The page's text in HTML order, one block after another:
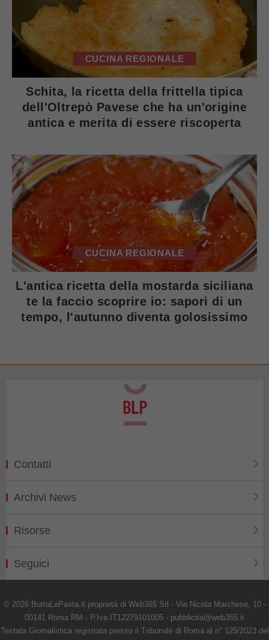
CUCINA REGIONALE
Schita, la ricetta della frittella tipica
dell'Oltrepò Pavese che ha un'origine
antica e merita di essere riscoperta
CUCINA REGIONALE
L'antica ricetta della mostarda siciliana
te la faccio scoprire io: sapori di un
tempo, l'autunno diventa golosissimo
Contatti
Archivi News
Risorse
Seguici
© 2026 ButtaLaPasta.it proprietà di Web365 Srl - Via Nicola Marchese, 10 -
00141 Roma RM - P.Iva IT12279101005 - pubblicita@web365.it
Testata Giornalistica registrata presso il Tribunale di Roma al n° 125/2023 del